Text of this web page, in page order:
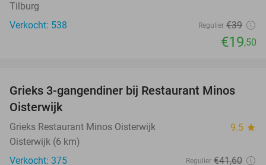
Tilburg
Verkocht: 538
Regulier €39
€19,50
30%
Grieks 3-gangendiner bij Restaurant Minos
Oisterwijk
Grieks Restaurant Minos Oisterwijk 9.5 star
Oisterwijk (6 km)
Verkocht: 375
Regulier €41,60